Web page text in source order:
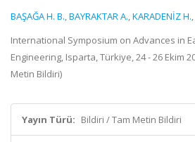
BAŞAĞA H. B.,BAYRAKTAR A.,KARADENİZ H.,
International Symposium on Advances in
Engineering, Isparta, Türkiye, 24 - 26 Ekim
Metin Bildiri)
Yayın Türü: Bildiri / Tam Metin Bildiri